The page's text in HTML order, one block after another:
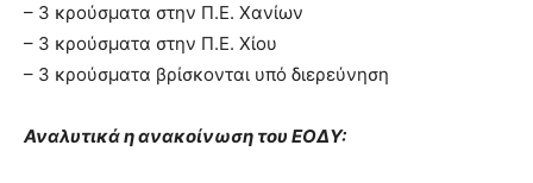
– 3 κρούσματα στην Π.Ε. Χανίων
– 3 κρούσματα στην Π.Ε. Χίου
– 3 κρούσματα βρίσκονται υπό διερεύνηση
Αναλυτικά η ανακοίνωση του ΕΟΔΥ: